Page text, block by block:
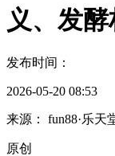
义、发酵
发布时间：
2026-05-20 08:53
来源： fun88·乐天
原创